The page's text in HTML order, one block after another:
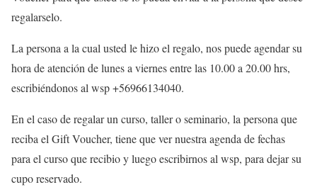
regalarselo.
La persona a la cual usted le hizo el regalo, nos puede agendar su
hora de atención de lunes a viernes entre las 10.00 a 20.00 hrs,
escribiéndonos al wsp +56966134040.
En el caso de regalar un curso, taller o seminario, la persona que
reciba el Gift Voucher, tiene que ver nuestra agenda de fechas
para el curso que recibio y luego escribirnos al wsp, para dejar su
cupo reservado.